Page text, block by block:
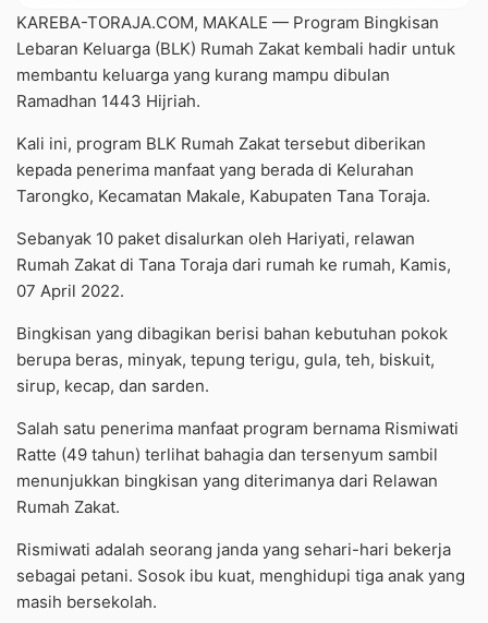
KAREBA-TORAJA.COM, MAKALE — Program Bingkisan
Lebaran Keluarga (BLK) Rumah Zakat kembali hadir untuk
membantu keluarga yang kurang mampu dibulan
Ramadhan 1443 Hijriah.
Kali ini, program BLK Rumah Zakat tersebut diberikan
kepada penerima manfaat yang berada di Kelurahan
Tarongko, Kecamatan Makale, Kabupaten Tana Toraja.
Sebanyak 10 paket disalurkan oleh Hariyati, relawan
Rumah Zakat di Tana Toraja dari rumah ke rumah, Kamis,
07 April 2022.
Bingkisan yang dibagikan berisi bahan kebutuhan pokok
berupa beras, minyak, tepung terigu, gula, teh, biskuit,
sirup, kecap, dan sarden.
Salah satu penerima manfaat program bernama Rismiwati
Ratte (49 tahun) terlihat bahagia dan tersenyum sambil
menunjukkan bingkisan yang diterimanya dari Relawan
Rumah Zakat.
Rismiwati adalah seorang janda yang sehari-hari bekerja
sebagai petani. Sosok ibu kuat, menghidupi tiga anak yang
masih bersekolah.